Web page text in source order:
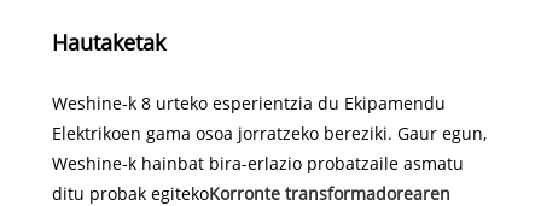
Hautaketak
Weshine-k 8 urteko esperientzia du Ekipamendu
Elektrikoen gama osoa jorratzeko bereziki. Gaur egun,
Weshine-k hainbat bira-erlazio probatzaile asmatu
ditu probak egitekoKorronte transformadorearen